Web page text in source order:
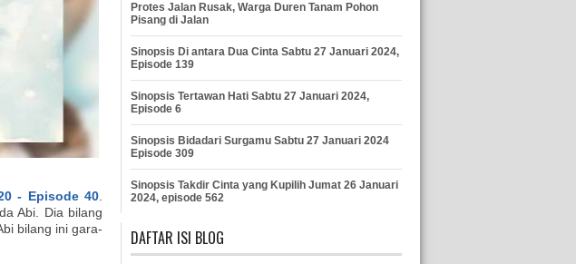
- Episode 40
Abi. Dia bilang
bilang ini gara-
Protes Jalan Rusak, Warga Duren Tanam Pohon
Pisang di Jalan
Sinopsis Di antara Dua Cinta Sabtu 27 Januari 2024,
Episode 139
Sinopsis Tertawan Hati Sabtu 27 Januari 2024,
Episode 6
Sinopsis Bidadari Surgamu Sabtu 27 Januari 2024
Episode 309
Sinopsis Takdir Cinta yang Kupilih Jumat 26 Januari
2024, episode 562
DAFTAR ISI BLOG